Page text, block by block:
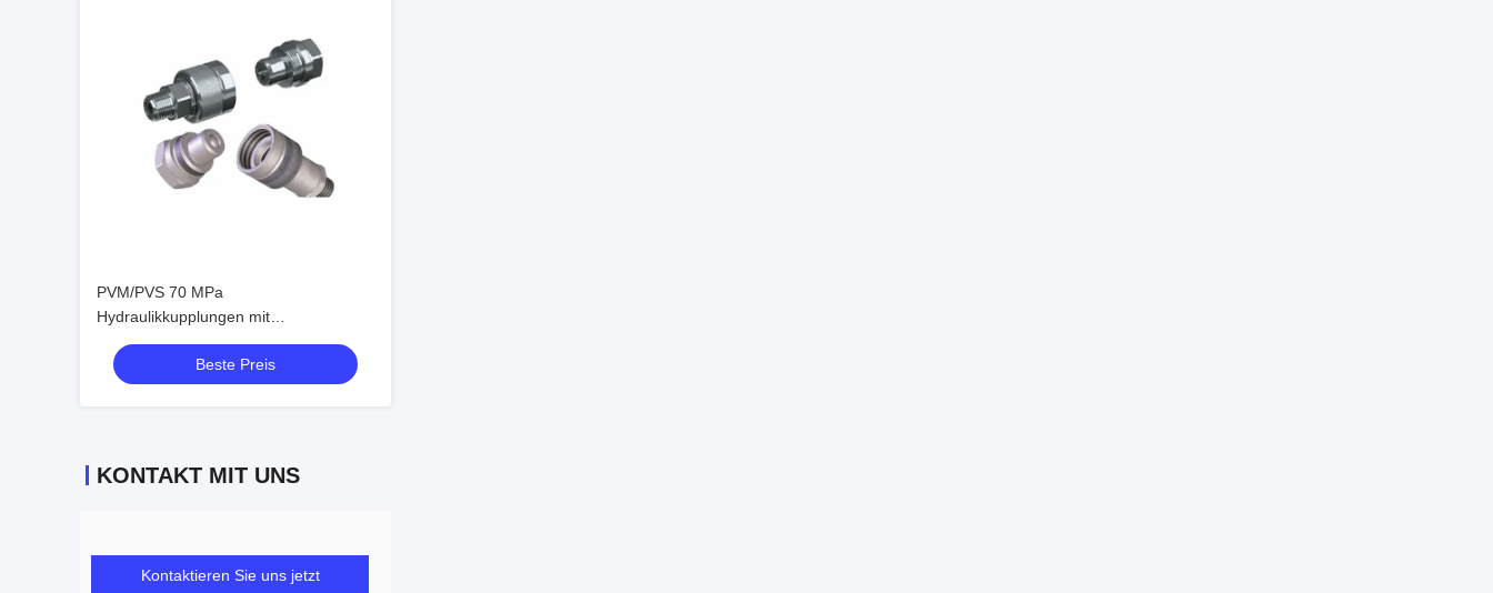
PVM/PVS 70 MPa
Hydraulikkupplungen mit
Schraubanschluss ISO 14540
Hochdruck-Konusventil-Kupplungen
Beste Preis
KONTAKT MIT UNS
Kontaktieren Sie uns jetzt